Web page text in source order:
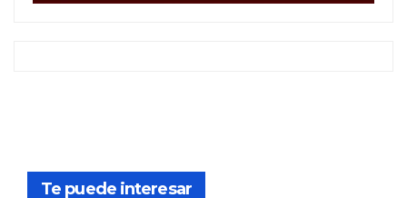
Te puede interesar